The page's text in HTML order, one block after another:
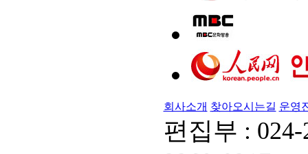
회사소개 찾아오시는길 운영
편집부 :